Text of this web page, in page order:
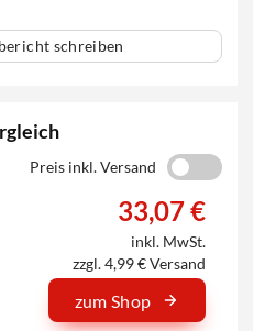
schreiben
Preis inkl. Versand
33,07 €
inkl. MwSt.
zzgl. 4,99 € Versand
zum Shop